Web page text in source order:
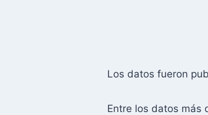
Los datos fueron
Entre los datos más